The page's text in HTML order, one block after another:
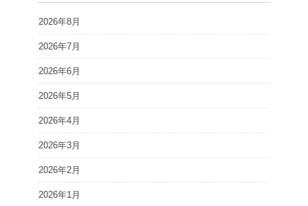
2026年8月
2026年7月
2026年6月
2026年5月
2026年4月
2026年3月
2026年2月
2026年1月